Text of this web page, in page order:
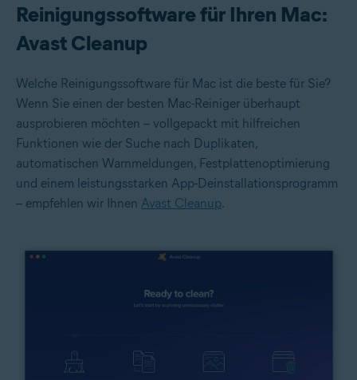
Reinigungssoftware für Ihren Mac:
Avast Cleanup
Welche Reinigungssoftware für Mac ist die beste für Sie?
Wenn Sie einen der besten Mac-Reiniger überhaupt
ausprobieren möchten – vollgepackt mit hilfreichen
Funktionen wie der Suche nach Duplikaten,
automatischen Warnmeldungen, Festplattenoptimierung
und einem leistungsstarken App-Deinstallationsprogramm
– empfehlen wir Ihnen Avast Cleanup.